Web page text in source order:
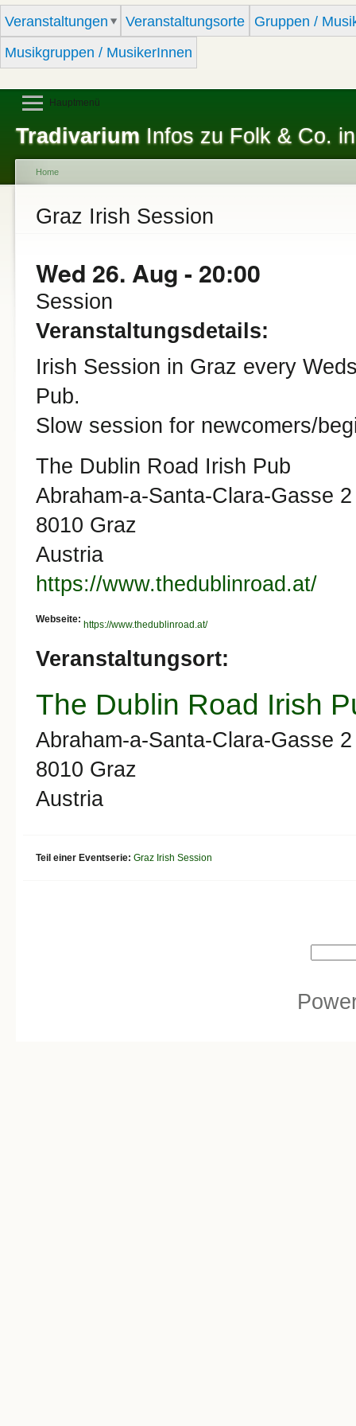
Veranstaltungen Veranstaltungsorte
Gruppen /
Musikgruppen / MusikerInnen
Tradivarium Infos zu Folk & Co.
Hauptmenü
You are here
Home
Graz Irish Session
Wed 26. Aug - 20:00
Session
Veranstaltungsdetails:
Irish Session in Graz every
Pub.
Slow session for newcomers/
The Dublin Road Irish Pub
Abraham-a-Santa-Clara-Gasse 2
8010 Graz
Austria
https://www.thedublinroad.at/
Webseite:
https://www.thedublinroad.at/
Veranstaltungsort:
The Dublin Road Irish
Abraham-a-Santa-Clara-Gasse 2
8010 Graz
Austria
Teil einer Eventserie: Graz Irish Session
Search